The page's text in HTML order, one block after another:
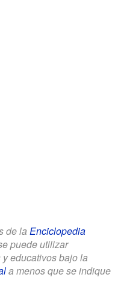
de la Enciclopedia
puede utilizar
educativos bajo la
a menos que se indique